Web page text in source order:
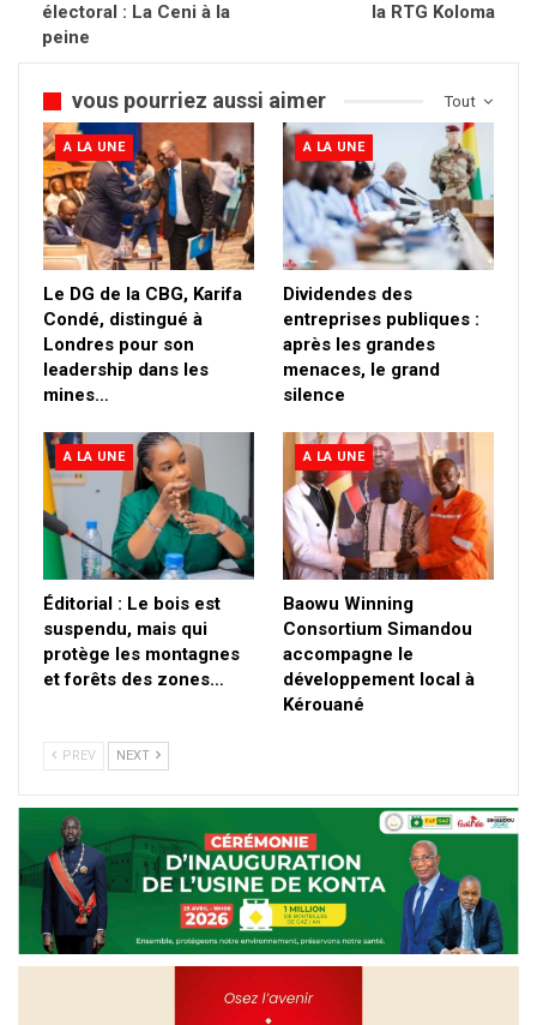
électoral : La Ceni à la
peine
la RTG Koloma
Tout
vous pourriez aussi aimer
A LA UNE
Le DG de la CBG, Karifa
Condé, distingué à
Londres pour son
leadership dans les
mines…
A LA UNE
Dividendes des
entreprises publiques :
après les grandes
menaces, le grand
silence
A LA UNE
Éditorial : Le bois est
suspendu, mais qui
protège les montagnes
et forêts des zones…
A LA UNE
Baowu Winning
Consortium Simandou
accompagne le
développement local à
Kérouané
PREV NEXT